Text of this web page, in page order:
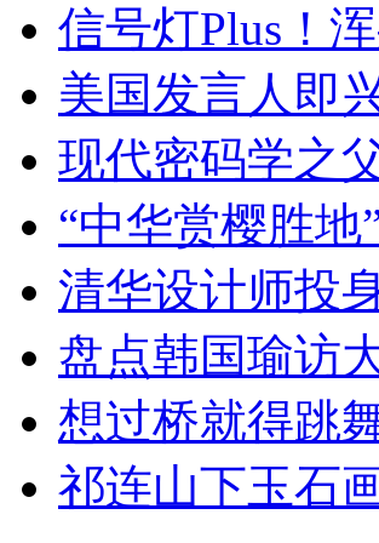
信号灯Plus！
美国发言人即
现代密码学之
“中华赏樱胜
清华设计师投
盘点韩国瑜访
想过桥就得跳
祁连山下玉石